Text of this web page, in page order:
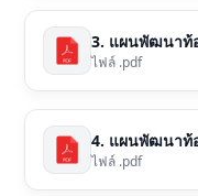
3. แผนพัฒนาท้
ไฟล์ .pdf
4. แผนพัฒนาท้
ไฟล์ .pdf